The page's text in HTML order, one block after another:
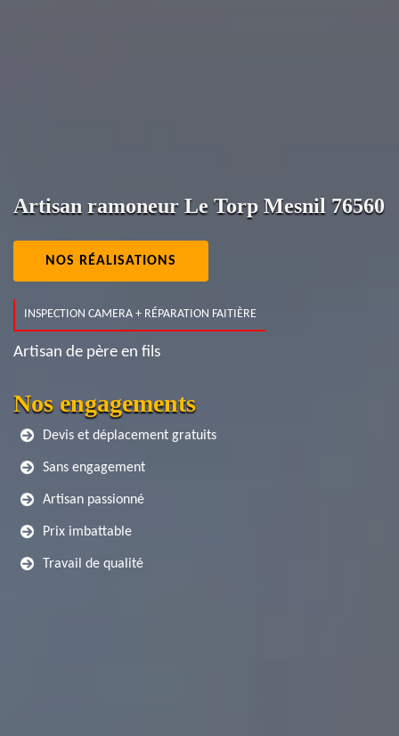
Artisan ramoneur Le Torp Mesnil 76560
NOS RÉALISATIONS
INSPECTION CAMERA + RÉPARATION FAITIÈRE
Artisan de père en fils
Nos engagements
Devis et déplacement gratuits
Sans engagement
Artisan passionné
Prix imbattable
Travail de qualité